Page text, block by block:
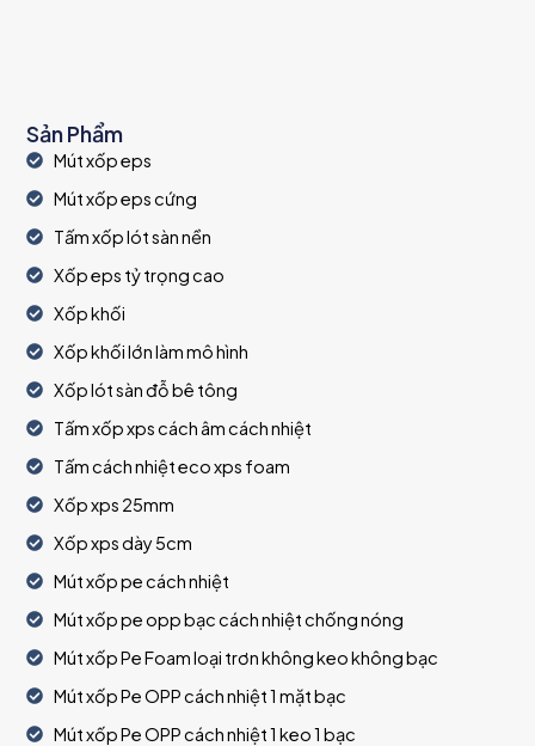
Sản Phẩm
Mút xốp eps
Mút xốp eps cứng
Tấm xốp lót sàn nền
Xốp eps tỷ trọng cao
Xốp khối
Xốp khối lớn làm mô hình
Xốp lót sàn đỗ bê tông
Tấm xốp xps cách âm cách nhiệt
Tấm cách nhiệt eco xps foam
Xốp xps 25mm
Xốp xps dày 5cm
Mút xốp pe cách nhiệt
Mút xốp pe opp bạc cách nhiệt chống nóng
Mút xốp Pe Foam loại trơn không keo không bạc
Mút xốp Pe OPP cách nhiệt 1 mặt bạc
Mút xốp Pe OPP cách nhiệt 1 keo 1 bạc